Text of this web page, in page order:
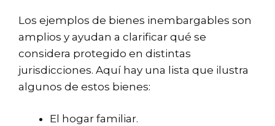
Los ejemplos de bienes inembargables son
amplios y ayudan a clarificar qué se
considera protegido en distintas
jurisdicciones. Aquí hay una lista que ilustra
algunos de estos bienes:
El hogar familiar.